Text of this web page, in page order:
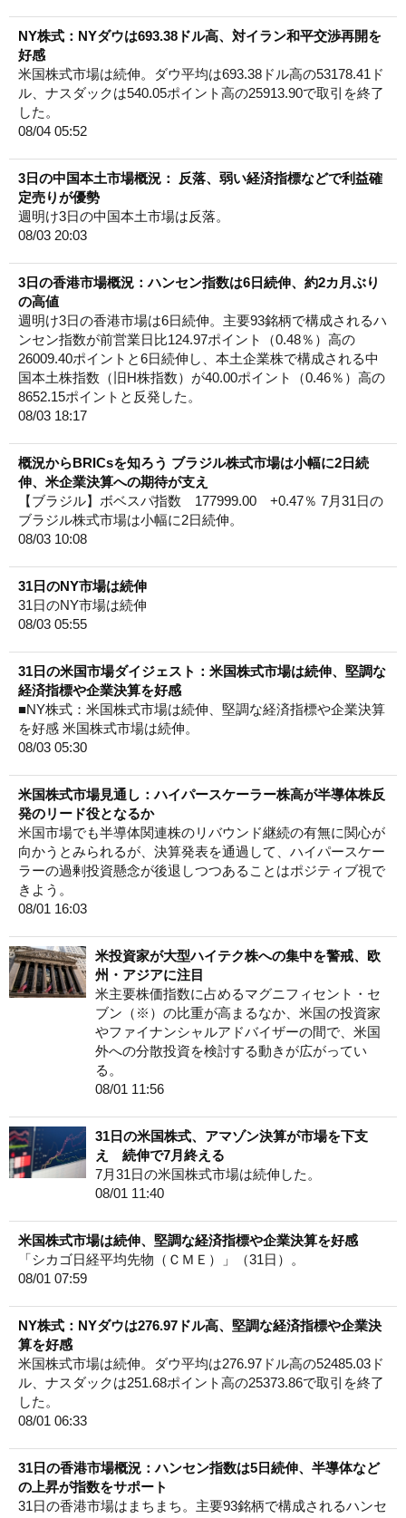
NY株式：NYダウは693.38ドル高、対イラン和平交渉再開を
好感
米国株式市場は続伸。ダウ平均は693.38ドル高の53178.41ド
ル、ナスダックは540.05ポイント高の25913.90で取引を終了
した。
08/04 05:52
3日の中国本土市場概況： 反落、弱い経済指標などで利益確
定売りが優勢
週明け3日の中国本土市場は反落。
08/03 20:03
3日の香港市場概況：ハンセン指数は6日続伸、約2カ月ぶり
の高値
週明け3日の香港市場は6日続伸。主要93銘柄で構成されるハ
ンセン指数が前営業日比124.97ポイント（0.48％）高の
26009.40ポイントと6日続伸し、本土企業株で構成される中
国本土株指数（旧H株指数）が40.00ポイント（0.46％）高の
8652.15ポイントと反発した。
08/03 18:17
概況からBRICsを知ろう ブラジル株式市場は小幅に2日続
伸、米企業決算への期待が支え
【ブラジル】ボベスパ指数 177999.00 +0.47％ 7月31日の
ブラジル株式市場は小幅に2日続伸。
08/03 10:08
31日のNY市場は続伸
31日のNY市場は続伸
08/03 05:55
31日の米国市場ダイジェスト：米国株式市場は続伸、堅調な
経済指標や企業決算を好感
■NY株式：米国株式市場は続伸、堅調な経済指標や企業決算
を好感 米国株式市場は続伸。
08/03 05:30
米国株式市場見通し：ハイパースケーラー株高が半導体株反
発のリード役となるか
米国市場でも半導体関連株のリバウンド継続の有無に関心が
向かうとみられるが、決算発表を通過して、ハイパースケー
ラーの過剰投資懸念が後退しつつあることはポジティブ視で
きよう。
08/01 16:03
米投資家が大型ハイテク株への集中を警戒、欧
州・アジアに注目
米主要株価指数に占めるマグニフィセント・セ
ブン（※）の比重が高まるなか、米国の投資家
やファイナンシャルアドバイザーの間で、米国
外への分散投資を検討する動きが広がってい
る。
08/01 11:56
31日の米国株式、アマゾン決算が市場を下支
え 続伸で7月終える
7月31日の米国株式市場は続伸した。
08/01 11:40
米国株式市場は続伸、堅調な経済指標や企業決算を好感
「シカゴ日経平均先物（ＣＭＥ）」（31日）。
08/01 07:59
NY株式：NYダウは276.97ドル高、堅調な経済指標や企業決
算を好感
米国株式市場は続伸。ダウ平均は276.97ドル高の52485.03ド
ル、ナスダックは251.68ポイント高の25373.86で取引を終了
した。
08/01 06:33
31日の香港市場概況：ハンセン指数は5日続伸、半導体など
の上昇が指数をサポート
31日の香港市場はまちまち。主要93銘柄で構成されるハンセ